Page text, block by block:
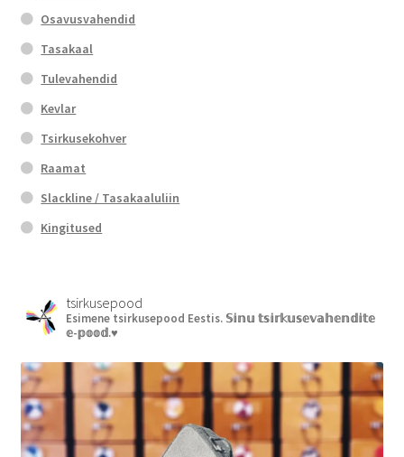
Osavusvahendid
Tasakaal
Tulevahendid
Kevlar
Tsirkusekohver
Raamat
Slackline / Tasakaaluliin
Kingitused
tsirkusepood
Esimene tsirkusepood Eestis. 𝕊𝕚𝕟𝕦 𝕥𝕤𝕚𝕣𝕜𝕦𝕤𝕖𝕧𝕒𝕙𝕖𝕟𝕕𝕚𝕥𝕖
𝕖-𝕡𝕠𝕠𝕕.♥︎